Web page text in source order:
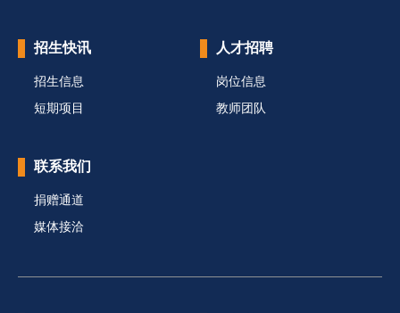
招生快讯
招生信息
短期项目
人才招聘
岗位信息
教师团队
联系我们
捐赠通道
媒体接洽